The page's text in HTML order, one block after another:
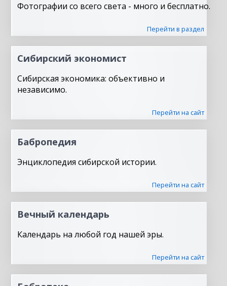
Фотографии со всего света - много и бесплатно.
Перейти в раздел
Сибирский экономист
Сибирская экономика: объективно и
независимо.
Перейти на сайт
Бабропедия
Энциклопедия сибирской истории.
Перейти на сайт
Вечный календарь
Календарь на любой год нашей эры.
Перейти на сайт